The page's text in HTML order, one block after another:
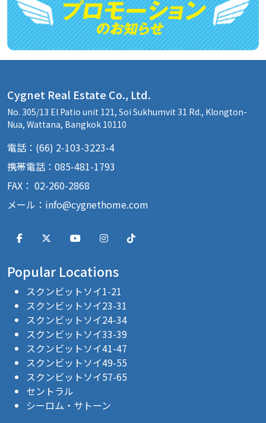
Cygnet Real Estate Co., Ltd.
No. 305/13 El Patio unit 121, Soi Sukhumvit 31 Rd., Klongton-
Nua, Wattana, Bangkok 10110
電話：(66) 2-103-3223-4
携帯電話：085-481-1793
FAX： 02-260-2868
メール： info@cygnethome.com
Popular Locations
スクンビットソイ1-21
スクンビットソイ23-31
スクンビットソイ24-34
スクンビットソイ33-39
スクンビットソイ41-47
スクンビットソイ49-55
スクンビットソイ57-65
セントラル
シーロム・サトーン